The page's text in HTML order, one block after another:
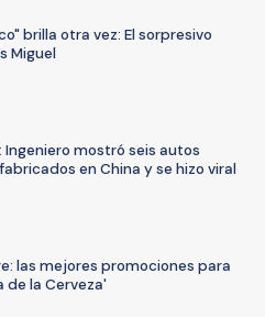
brilla otra vez: El sorpresivo
Miguel
Ingeniero mostró seis autos
en China y se hizo viral
las mejores promociones para
de la Cerveza'